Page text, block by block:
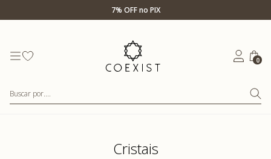
Ir para Home Prata
0
Buscar por....
Cristais